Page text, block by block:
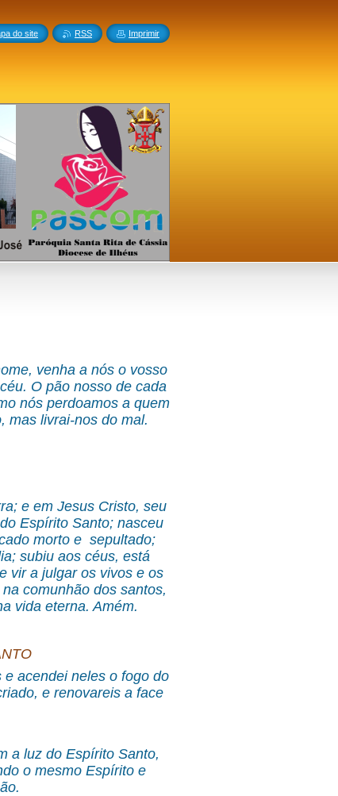
venha a nós o vosso
O pão nosso de cada
nós perdoamos a quem
mas livrai-nos do mal.
e em Jesus Cristo, seu
Espírito Santo; nasceu
morto e sepultado;
subiu aos céus, está
vir a julgar os vivos e os
comunhão dos santos,
vida eterna. Amém.
acendei neles o fogo do
e renovareis a face
a luz do Espírito Santo,
o mesmo Espírito e
do site RSS Imprimir